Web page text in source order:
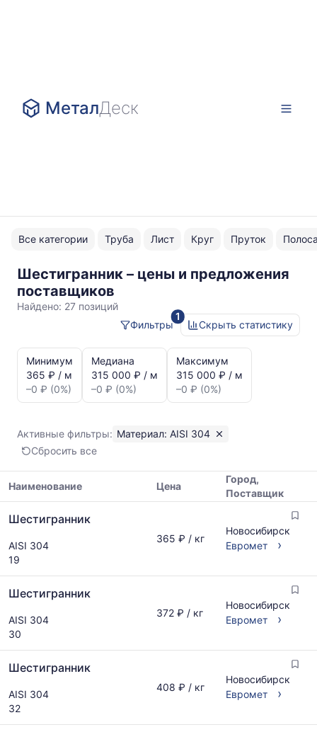
МеталДеск
Все категории Труба Лист Круг Пруток
Шестигранник – цены и предложения
поставщиков
304
Найдено: 27 позиций
1
Фильтры
Скрыть статистику
динамика
цен:
Шестигранник
304
Показаны
минимальная,
медианная
и
цена
по
данным
прайс-
за
месяц.
Статистика
рассчитывается
по
предложениям
и
обновляется
Минимум
365 ₽ / м
–0 ₽ (0%)
Медиана
315 000 ₽ / м
–0 ₽ (0%)
Максимум
315 000 ₽ / м
–0 ₽ (0%)
Активные фильтры: Материал: AISI 304
Сбросить все
цен
металлопрокат
указанием
ГОСТ,
поставщиков
по
запросу
Наименование Цена
Город,
Поставщик
Шестигранник
AISI 304
19
365 ₽ / кг
Новосибирск
Евромет
›
Шестигранник
AISI 304
30
372 ₽ / кг
Новосибирск
Евромет
›
Шестигранник
AISI 304
32
408 ₽ / кг
Новосибирск
Евромет
›